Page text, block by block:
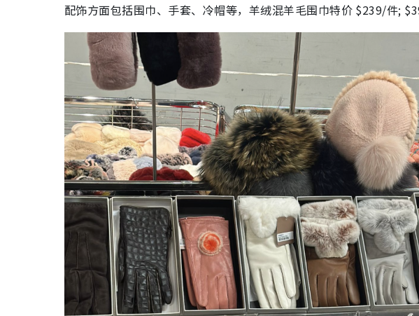
配饰方面包括围巾、手套、冷帽等，羊绒混羊毛围巾特价 $239/件;